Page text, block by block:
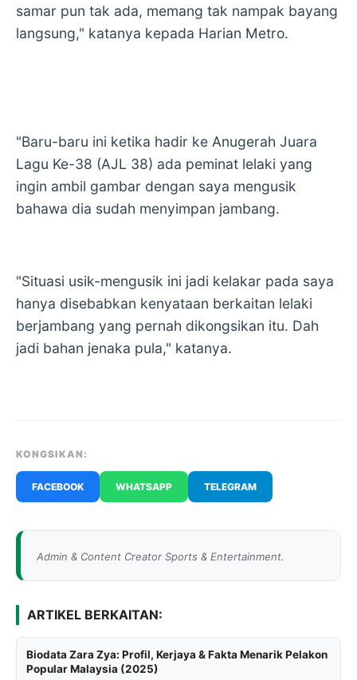
samar pun tak ada, memang tak nampak bayang
langsung," katanya kepada Harian Metro.
"Baru-baru ini ketika hadir ke Anugerah Juara
Lagu Ke-38 (AJL 38) ada peminat lelaki yang
ingin ambil gambar dengan saya mengusik
bahawa dia sudah menyimpan jambang.
"Situasi usik-mengusik ini jadi kelakar pada saya
hanya disebabkan kenyataan berkaitan lelaki
berjambang yang pernah dikongsikan itu. Dah
jadi bahan jenaka pula," katanya.
KONGSIKAN:
FACEBOOK WHATSAPP TELEGRAM
Admin & Content Creator Sports & Entertainment.
ARTIKEL BERKAITAN:
Biodata Zara Zya: Profil, Kerjaya & Fakta Menarik Pelakon
Popular Malaysia (2025)